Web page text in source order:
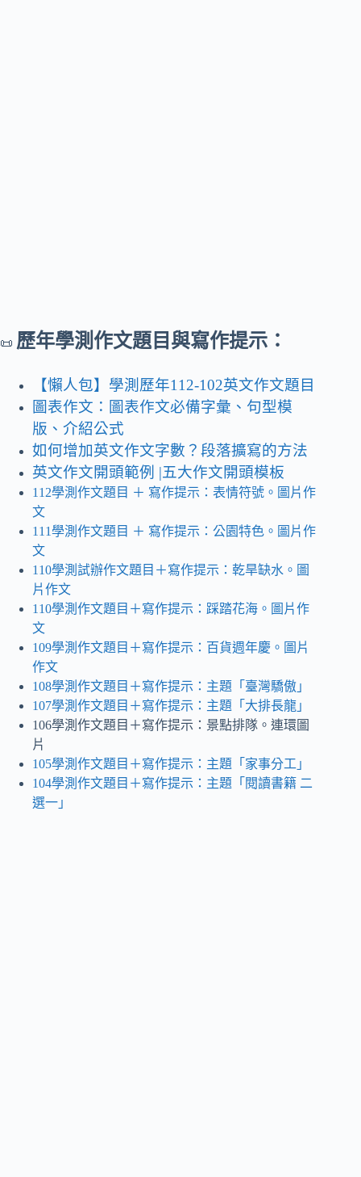
📜 歷年學測作文題目與寫作提示：
【懶人包】學測歷年112-102英文作文題目
圖表作文：圖表作文必備字彙、句型模
版、介紹公式
如何增加英文作文字數？段落擴寫的方法
英文作文開頭範例 |五大作文開頭模板
112學測作文題目 ＋ 寫作提示 ：表情符號。圖片作
文
111學測作文題目 ＋ 寫作提示：公園特色。圖片作
文
110學測試辦作文題目＋寫作提示：乾旱缺水 。 圖
片作文
110學測作文題目＋寫作提示：踩踏花海。圖片作
文
109學測作文題目＋寫作提示：百貨週年慶 。 圖片
作文
108學測作文題目＋寫作提示：主題「臺灣驕傲」
107學測作文題目＋寫作提示：主題「大排長龍」
106學測作文題目＋寫作提示：景點排隊。連環圖
片
105學測作文題目＋寫作提示：主題「家事分工」
104學測作文題目＋寫作提示：主題「閱讀書籍 二
選一」